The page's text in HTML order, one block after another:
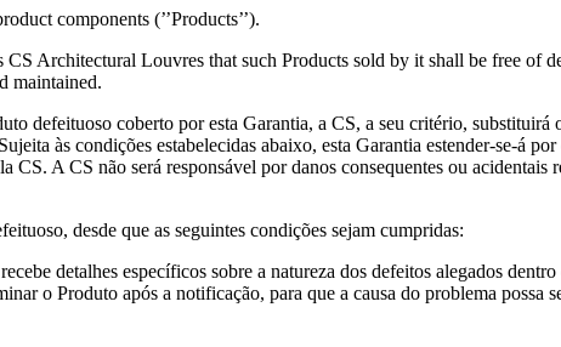
components (’’Products’’).
CS Architectural Louvres that such Products sold by it shall be free
maintained.
defeituoso coberto por esta Garantia, a CS, a seu critério,
às condições estabelecidas abaixo, esta Garantia estender-se-á
CS. A CS não será responsável por danos consequentes ou
desde que as seguintes condições sejam cumpridas:
detalhes específicos sobre a natureza dos defeitos alegados
o Produto após a notificação, para que a causa do problema possa